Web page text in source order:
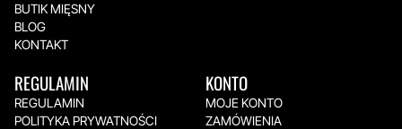
BUTIK MIĘSNY
BLOG
KONTAKT
REGULAMIN
REGULAMIN
POLITYKA PRYWATNOŚCI
KONTO
MOJE KONTO
ZAMÓWIENIA